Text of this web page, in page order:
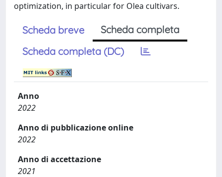
optimization, in particular for Olea cultivars.
Scheda breve
Scheda completa
Scheda completa (DC)
Anno
2022
Anno di pubblicazione online
2022
Anno di accettazione
2021